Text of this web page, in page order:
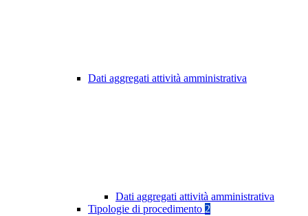
Dati aggregati attività amministrativa
Dati aggregati attività amministrativa
Tipologie di procedimento 2